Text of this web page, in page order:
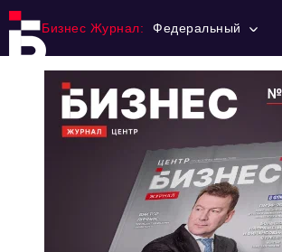
Бизнес Журнал: Федеральный